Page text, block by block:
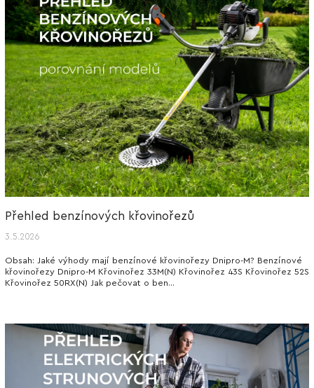
Přehled benzínových křovinořezů
3.5.2026
Obsah: Jaké výhody mají benzínové křovinořezy Dnipro-M? Benzínové
křovinořezy Dnipro-M Křovinořez 33M(N) Křovinořez 43S Křovinořez 52S
Křovinořez 50RX(N) Jak pečovat o ben...